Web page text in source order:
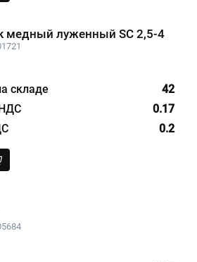
медный луженный SC 2,5-4
42
0.17
0.2